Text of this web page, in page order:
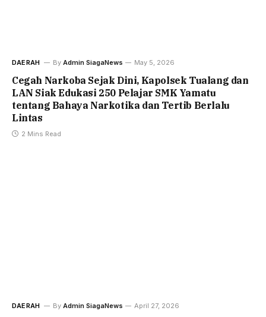
DAERAH By Admin SiagaNews May 5, 2026
Cegah Narkoba Sejak Dini, Kapolsek Tualang dan
LAN Siak Edukasi 250 Pelajar SMK Yamatu
tentang Bahaya Narkotika dan Tertib Berlalu
Lintas
2 Mins Read
DAERAH By Admin SiagaNews April 27, 2026